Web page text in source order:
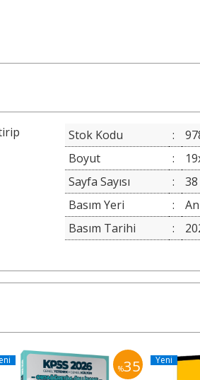
Stok Kodu :
Boyut
:
Sayfa Sayısı
:
38
Basım Yeri
:
Basım Tarihi
:
%35 Yeni